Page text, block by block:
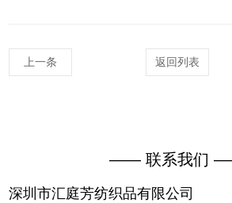
上一条 返回列表
—— 联系我们
深圳市汇庭芳纺织品有限公司